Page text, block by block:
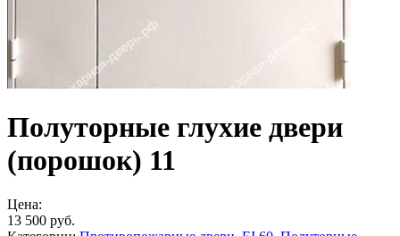
Полуторные глухие двери
(порошок) 11
Цена:
13 500 руб.